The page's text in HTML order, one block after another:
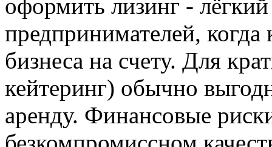
оформить лизинг -
предпринимателей,
бизнеса на счету. Для
кейтеринг) обычно
аренду. Финансовые